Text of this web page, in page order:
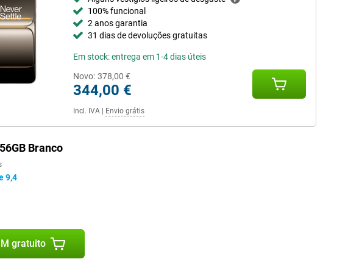
100% funcional
2 anos garantia
31 dias de devoluções gratuitas
Em stock: entrega em 1-4 dias úteis
Novo: 378,00 €
344,00 €
Incl. IVA| Envio grátis
Branco
9,4
gratuito